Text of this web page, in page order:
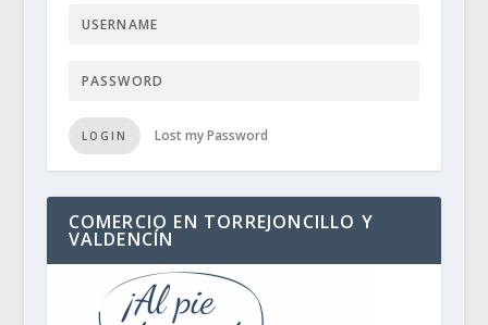
LOGIN Lost my Password
COMERCIO EN TORREJONCILLO Y
VALDENCÍN